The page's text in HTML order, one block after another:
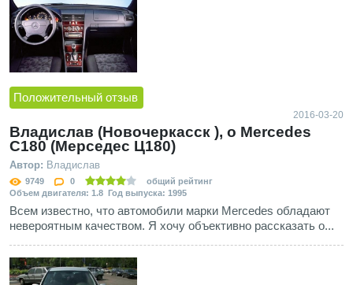
Положительный отзыв
2016-03-20
Владислав (Новочеркасск ), о Mercedes
C180 (Мерседес Ц180)
Автор: Владислав
9749 0
общий рейтинг
Объем двигателя: 1.8 Год выпуска: 1995
Всем известно, что автомобили марки Mercedes обладают
невероятным качеством. Я хочу объективно рассказать о...